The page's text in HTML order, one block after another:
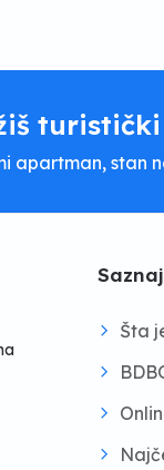
apartman, stan
Šta